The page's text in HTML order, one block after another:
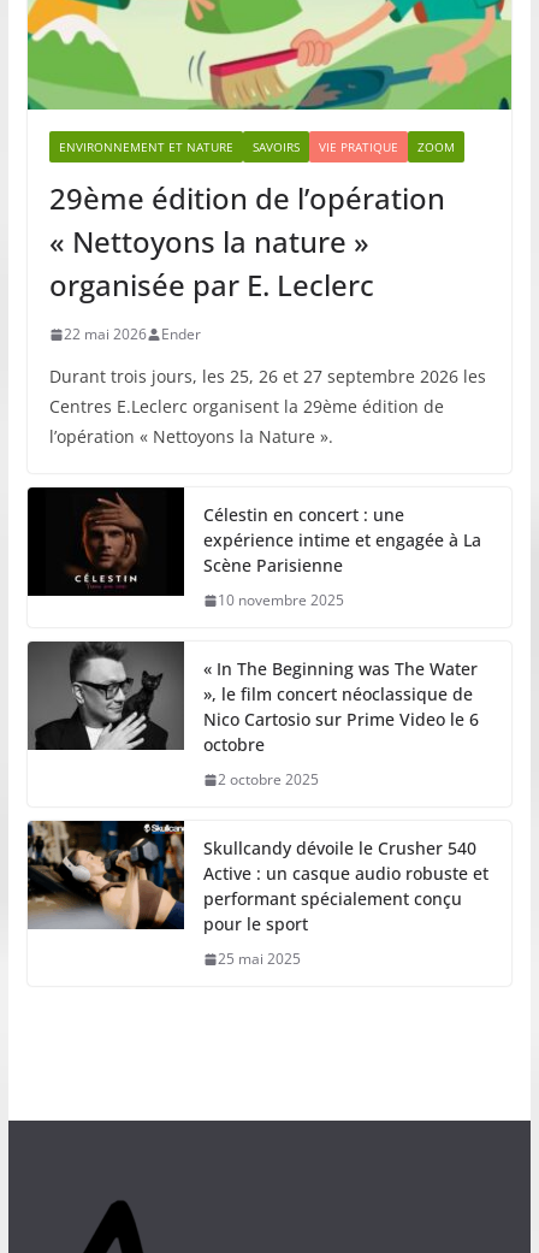
ENVIRONNEMENT ET NATURE SAVOIRS VIE PRATIQUE ZOOM
29ème édition de l’opération
« Nettoyons la nature »
organisée par E. Leclerc
22 mai 2026 Ender
Durant trois jours, les 25, 26 et 27 septembre 2026 les
Centres E.Leclerc organisent la 29ème édition de
l’opération « Nettoyons la Nature ».
Célestin en concert : une
expérience intime et engagée à La
Scène Parisienne
10 novembre 2025
« In The Beginning was The Water
», le film concert néoclassique de
Nico Cartosio sur Prime Video le 6
octobre
2 octobre 2025
Skullcandy dévoile le Crusher 540
Active : un casque audio robuste et
performant spécialement conçu
pour le sport
25 mai 2025